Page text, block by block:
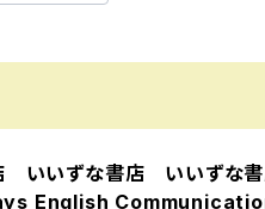
いいずな書店 いいずな
English